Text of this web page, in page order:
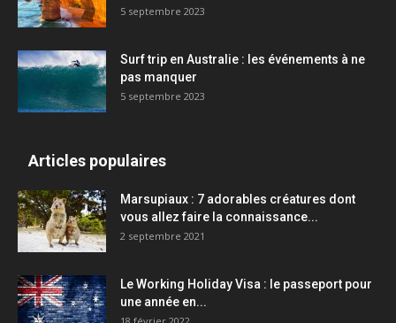
5 septembre 2023
Surf trip en Australie : les événements à ne
pas manquer
5 septembre 2023
Articles populaires
Marsupiaux : 7 adorables créatures dont
vous allez faire la connaissance...
2 septembre 2021
Le Working Holiday Visa : le passeport pour
une année en...